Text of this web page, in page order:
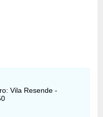
Vila Resende -